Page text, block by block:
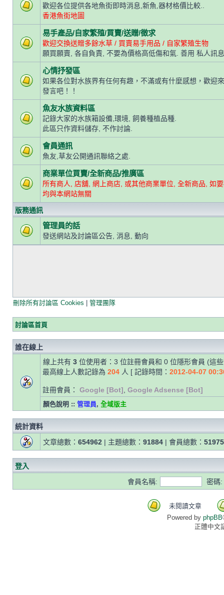
歡迎各位提供各地魚街即時消息,新魚,器材格價比較..
香港魚街地圖
易手產品/自家繁殖/買賣/送贈/徵求
歡迎交換送贈多餘水草 / 買賣易手用品 / 自家繁殖生物
願買願賣, 各自負責, 不要為價格高低傷和氣. 善用 私人訊
心情抒發區
如果各位對水族界有任何有趣，不滿或有什麼感想，歡迎
發言吧！！
魚友水族資料區
記錄大家的水族箱設備,環境, 飼養種植品種.
此區只作資料儲存, 不作討論.
會員通訊
魚友,草友公開通訊聯絡之處.
商業單位買賣/全新商品/推廣區
所有商人, 店舖, 網上商店, 或其他商業單位, 全新商品, 如
均與本網站無關
版務通訊
管理員的話
發送網站及討論區公告, 消息, 動向
刪除所有討論區 Cookies 管理團隊
討論區首頁
誰在線上
線上共有 3 位使用者：3 位註冊會員和 0 位隱形會員 (這
最高線上人數記錄為 204 人 [ 記錄時間： 2012-04-07
註冊會員： Google [Bot] Google Adsense [Bot]
顏色說明 :: 管理員, 全域版主
統計資料
文章總數： 654962 | 主題總數： 91884 | 會員總數： 51975
登入
會員名稱:
密碼:
未閱讀文章
Powered by phpBB
正體中文